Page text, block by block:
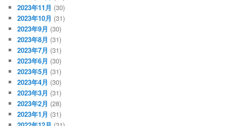
2023年11月 (30)
2023年10月 (31)
2023年9月 (30)
2023年8月 (31)
2023年7月 (31)
2023年6月 (30)
2023年5月 (31)
2023年4月 (30)
2023年3月 (31)
2023年2月 (28)
2023年1月 (31)